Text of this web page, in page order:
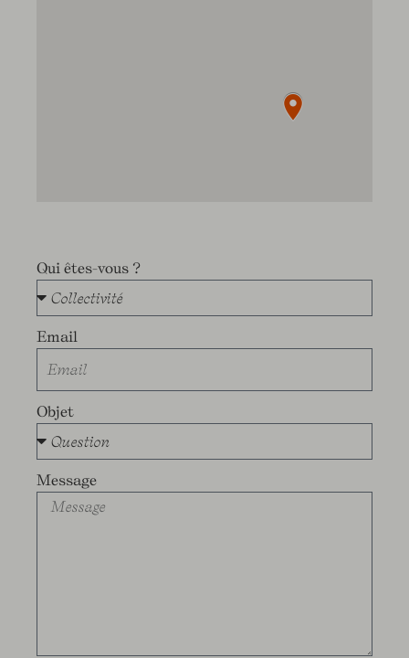
Qui êtes-vous ?
Email
Objet
Message